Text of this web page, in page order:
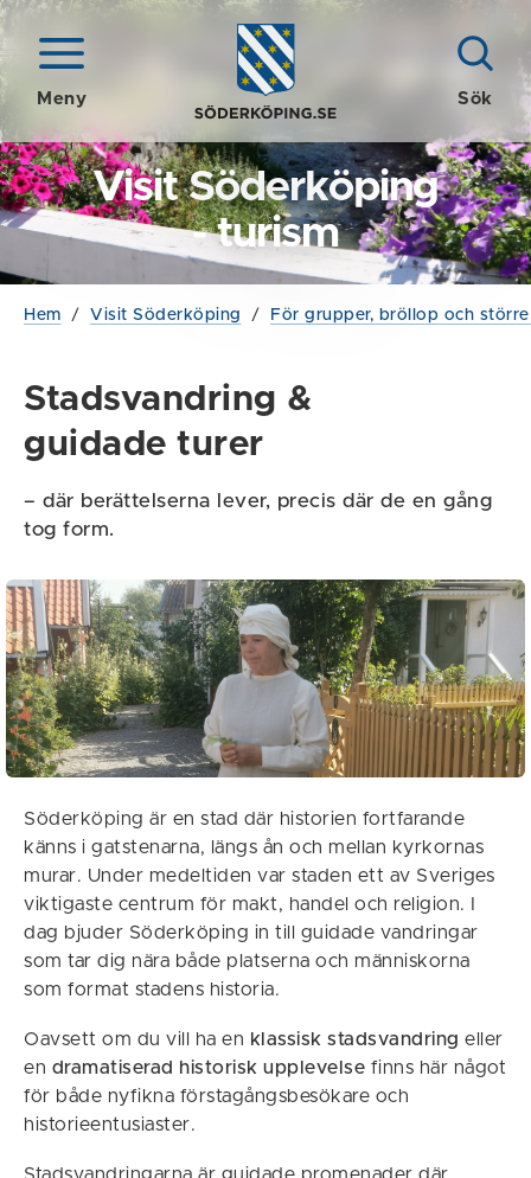
Meny Sök
Visit Söderköping
- turism
Hem / Visit Söderköping / För grupper, bröllop och
Stadsvandring &
guidade turer
– där berättelserna lever, precis där de en gång
tog form.
Söderköping är en stad där historien fortfarande
känns i gatstenarna, längs ån och mellan kyrkornas
murar. Under medeltiden var staden ett av Sveriges
viktigaste centrum för makt, handel och religion. I
dag bjuder Söderköping in till guidade vandringar
som tar dig nära både platserna och människorna
som format stadens historia.
Oavsett om du vill ha en klassisk stadsvandring eller
en dramatiserad historisk upplevelse finns här något
för både nyfikna förstagångsbesökare och
historieentusiaster.